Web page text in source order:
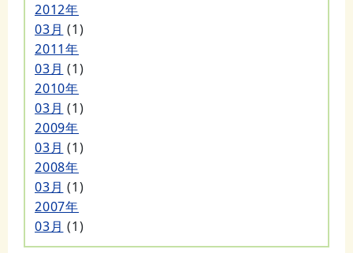
2012年
03月 (1)
2011年
03月 (1)
2010年
03月 (1)
2009年
03月 (1)
2008年
03月 (1)
2007年
03月 (1)